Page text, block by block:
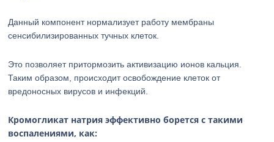
Данный компонент нормализует работу мембраны
сенсибилизированных тучных клеток.
Это позволяет притормозить активизацию ионов кальция.
Таким образом, происходит освобождение клеток от
вредоносных вирусов и инфекций.
Кромогликат натрия эффективно борется с такими
воспалениями, как: